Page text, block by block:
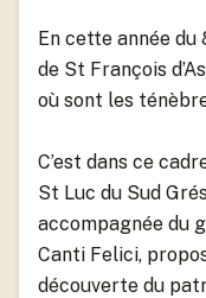
En cette année du
de St François
où sont les
C’est dans ce
St Luc du Sud
accompagnée du
Canti Felici,
découverte du